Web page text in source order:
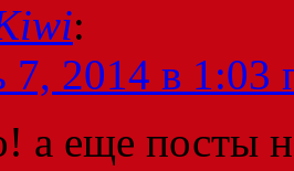
:
7, 2014 в 1:03
а еще посты